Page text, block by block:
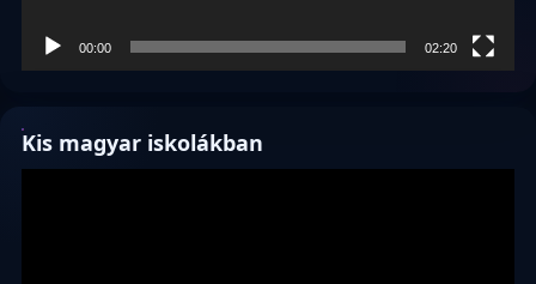
00:00 02:20
Kis magyar iskolákban